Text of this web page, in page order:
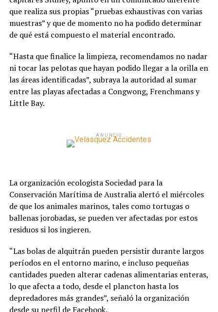
que realiza sus propias “pruebas exhaustivas con varias
muestras” y que de momento no ha podido determinar
de qué está compuesto el material encontrado.
“Hasta que finalice la limpieza, recomendamos no nadar
ni tocar las pelotas que hayan podido llegar a la orilla en
las áreas identificadas”, subraya la autoridad al sumar
entre las playas afectadas a Congwong, Frenchmans y
Little Bay.
ANUNCIO
La organización ecologista Sociedad para la
Conservación Marítima de Australia alertó el miércoles
de que los animales marinos, tales como tortugas o
ballenas jorobadas, se pueden ver afectadas por estos
residuos si los ingieren.
“Las bolas de alquitrán pueden persistir durante largos
períodos en el entorno marino, e incluso pequeñas
cantidades pueden alterar cadenas alimentarias enteras,
lo que afecta a todo, desde el plancton hasta los
depredadores más grandes”, señaló la organización
desde su perfil de Facebook.